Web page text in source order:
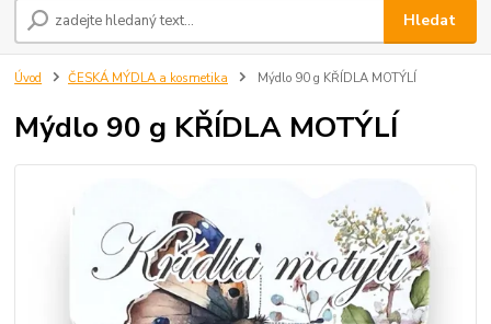
Hledat
Úvod ČESKÁ MÝDLA a kosmetika Mýdlo 90 g KŘÍDLA MOTÝLÍ
Mýdlo 90 g KŘÍDLA MOTÝLÍ